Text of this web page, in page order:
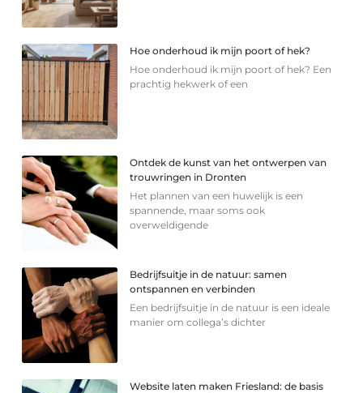
Hoe onderhoud ik mijn poort of hek?
Hoe onderhoud ik mijn poort of hek? Een
prachtig hekwerk of een
Ontdek de kunst van het ontwerpen van
trouwringen in Dronten
Het plannen van een huwelijk is een
spannende, maar soms ook
overweldigende
Bedrijfsuitje in de natuur: samen
ontspannen en verbinden
Een bedrijfsuitje in de natuur is een ideale
manier om collega’s dichter
Website laten maken Friesland: de basis